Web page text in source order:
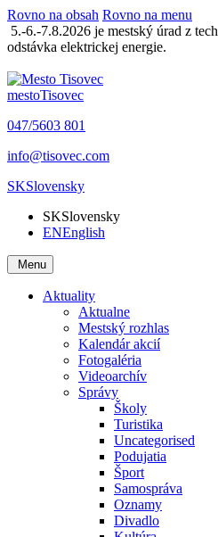
Rovno na obsah Rovno na menu
5.-6.-7.8.2026 je mestský úrad z
odstávka elektrickej energie.
mestoTisovec
047/5603 801
info@tisovec.com
SKSlovensky
SKSlovensky
ENEnglish
Menu
Aktuality
Aktualne
Mestský rozhlas
Kalendár akcií
Fotogaléria
Videoarchív
Správy
Školy
Turistika
Uncategorised
Podujatia
Šport
Samospráva
Oznamy
Divadlo